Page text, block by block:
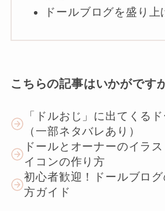
ドールブログを盛り上
こちらの記事はいかがです
「ドルおじ」に出てくる
（一部ネタバレあり）
ドールとオーナーのイラ
イコンの作り方
初心者歓迎！ドールブロ
方ガイド